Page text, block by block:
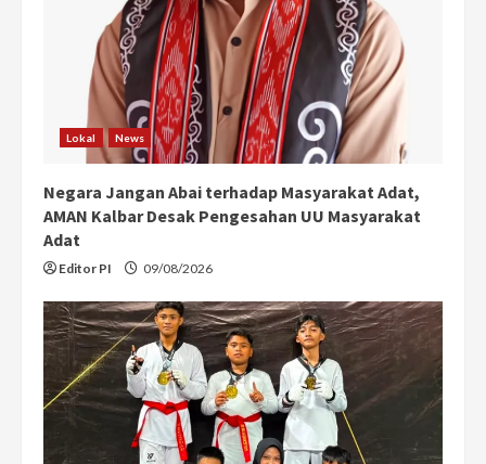
Lokal News
Negara Jangan Abai terhadap Masyarakat Adat,
AMAN Kalbar Desak Pengesahan UU Masyarakat
Adat
Editor PI 09/08/2026